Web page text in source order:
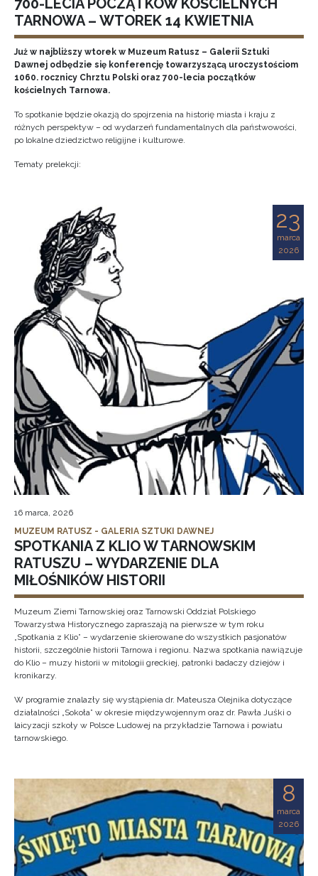
700-LECIA POCZĄTKÓW KOŚCIELNYCH
TARNOWA – WTOREK 14 KWIETNIA
Już w najbliższy wtorek w Muzeum Ratusz – Galerii Sztuki
Dawnej odbędzie się konferencję towarzyszącą uroczystościom
1060. rocznicy Chrztu Polski oraz 700-lecia początków
kościelnych Tarnowa.
To spotkanie będzie okazją do spojrzenia na historię miasta i kraju z
różnych perspektyw – od wydarzeń fundamentalnych dla państwowości,
po lokalne dziedzictwo religijne i kulturowe.
Tematy prelekcji:
23
marca
2026
16 marca, 2026
MUZEUM RATUSZ - GALERIA SZTUKI DAWNEJ
SPOTKANIA Z KLIO W TARNOWSKIM
RATUSZU – WYDARZENIE DLA
MIŁOŚNIKÓW HISTORII
Muzeum Ziemi Tarnowskiej oraz Tarnowski Oddział Polskiego
Towarzystwa Historycznego zapraszają na pierwsze w tym roku
„Spotkania z Klio” – wydarzenie skierowane do wszystkich pasjonatów
historii, szczególnie historii Tarnowa i regionu. Nazwa spotkania nawiązuje
do Klio – muzy historii w mitologii greckiej, patronki badaczy dziejów i
kronikarzy.
W programie znalazły się wystąpienia dr. Mateusza Olejnika dotyczące
działalności „Sokoła” w okresie międzywojennym oraz dr. Pawła Juśki o
laicyzacji szkoły w Polsce Ludowej na przykładzie Tarnowa i powiatu
tarnowskiego.
8
marca
2026